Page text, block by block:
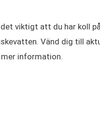
viktigt att du har koll
Vänd dig till
information.